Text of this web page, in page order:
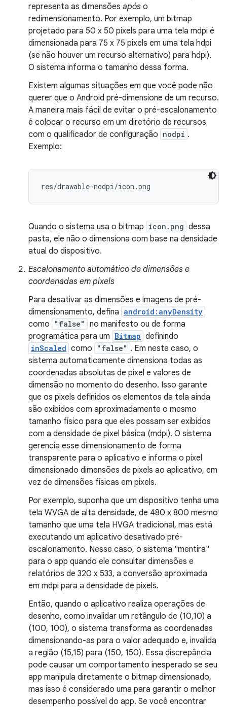
representa as dimensões após o
redimensionamento. Por exemplo, um bitmap
projetado para 50 x 50 pixels para uma tela mdpi é
dimensionada para 75 x 75 pixels em uma tela hdpi
(se não houver um recurso alternativo) para hdpi).
O sistema informa o tamanho dessa forma.
Existem algumas situações em que você pode não
querer que o Android pré-dimensione de um recurso.
A maneira mais fácil de evitar o pré-escalonamento
é colocar o recurso em um diretório de recursos
com o qualificador de configuração nodpi .
Exemplo:
res/drawable-nodpi/icon.png
Quando o sistema usa o bitmap icon.png dessa
pasta, ele não o dimensiona com base na densidade
atual do dispositivo.
Escalonamento automático de dimensões e
coordenadas em pixels
Para desativar as dimensões e imagens de pré-
dimensionamento, defina android:anyDensity
como "false"
no manifesto ou de forma
programática para um Bitmap definindo
inScaled como "false" . Em neste caso, o
sistema automaticamente dimensiona todas as
coordenadas absolutas de pixel e valores de
dimensão no momento do desenho. Isso garante
que os pixels definidos os elementos da tela ainda
são exibidos com aproximadamente o mesmo
tamanho físico para que eles possam ser exibidos
com a densidade de pixel básica (mdpi). O sistema
gerencia esse dimensionamento de forma
transparente para o aplicativo e informa o pixel
dimensionado dimensões de pixels ao aplicativo, em
vez de dimensões físicas em pixels.
Por exemplo, suponha que um dispositivo tenha uma
tela WVGA de alta densidade, de 480 x 800 mesmo
tamanho que uma tela HVGA tradicional, mas está
executando um aplicativo desativado pré-
escalonamento. Nesse caso, o sistema "mentira"
para o app quando ele consultar dimensões e
relatórios de 320 x 533, a conversão aproximada
em mdpi para a densidade de pixels.
Então, quando o aplicativo realiza operações de
desenho, como invalidar um retângulo de (10,10) a
(100, 100), o sistema transforma as coordenadas
dimensionando-as para o valor adequado e, invalida
a região (15,15) para (150, 150). Essa discrepância
pode causar um comportamento inesperado se seu
app manipula diretamente o bitmap dimensionado,
mas isso é considerado uma para garantir o melhor
desempenho possível do app. Se você encontrar